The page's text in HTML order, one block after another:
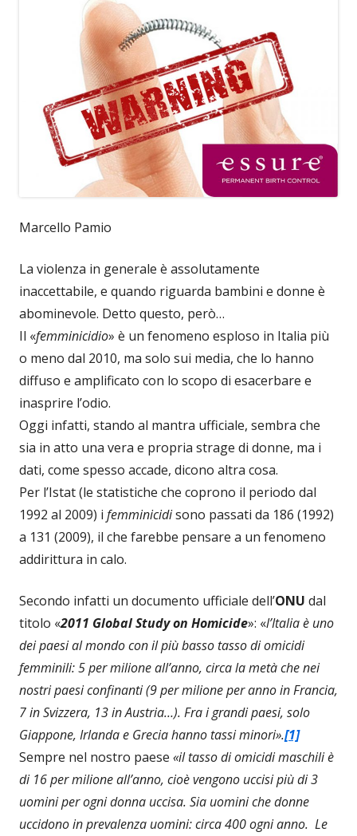
Marcello Pamio
La violenza in generale è assolutamente
inaccettabile, e quando riguarda bambini e donne è
abominevole. Detto questo, però…
Il «femminicidio» è un fenomeno esploso in Italia più
o meno dal 2010, ma solo sui media, che lo hanno
diffuso e amplificato con lo scopo di esacerbare e
inasprire l’odio.
Oggi infatti, stando al mantra ufficiale, sembra che
sia in atto una vera e propria strage di donne, ma i
dati, come spesso accade, dicono altra cosa.
Per l’Istat (le statistiche che coprono il periodo dal
1992 al 2009) i femminicidisono passati da 186 (1992)
a 131 (2009), il che farebbe pensare a un fenomeno
addirittura in calo.
Secondo infatti un documento ufficiale dell’ONU dal
titolo «2011 Global Study on Homicide»: «l’Italia è uno
dei paesi al mondo con il più basso tasso di omicidi
femminili: 5 per milione all’anno, circa la metà che nei
nostri paesi confinanti (9 per milione per anno in Francia,
7 in Svizzera, 13 in Austria…). Fra i grandi paesi, solo
Giappone, Irlanda e Grecia hanno tassi minori».[1]
Sempre nel nostro paese «il tasso di omicidi maschili è
di 16 per milione all’anno, cioè vengono uccisi più di 3
uomini per ogni donna uccisa. Sia uomini che donne
uccidono in prevalenza uomini: circa 400 ogni anno. Le